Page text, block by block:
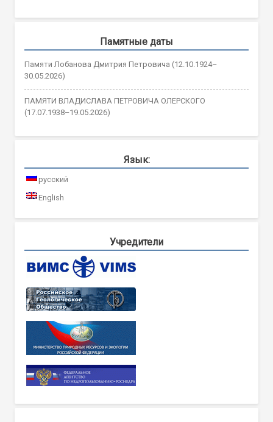
Памятные даты
Памяти Лобанова Дмитрия Петровича (12.10.1924–
30.05.2026)
ПАМЯТИ ВЛАДИСЛАВА ПЕТРОВИЧА ОЛЕРСКОГО
(17.07.1938–19.05.2026)
Язык:
русский
English
Учредители